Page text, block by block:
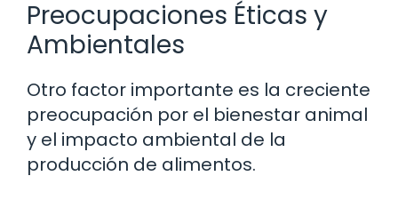
Preocupaciones Éticas y
Ambientales
Otro factor importante es la creciente
preocupación por el bienestar animal
y el impacto ambiental de la
producción de alimentos.